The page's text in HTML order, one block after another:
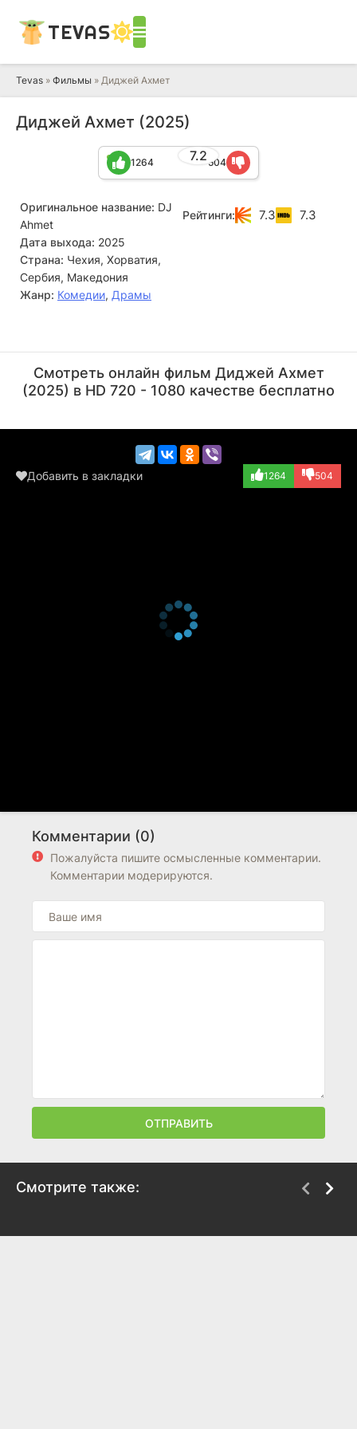
TEVAS
Tevas » Фильмы » Диджей Ахмет
Диджей Ахмет (2025)
7.2
1264 504
Оригинальное название: DJ
Ahmet
Дата выхода: 2025
Страна: Чехия, Хорватия,
Сербия, Македония
Жанр: Комедии, Драмы
Рейтинги: 7.3 7.3
(Healer)
(Muezzin)
Смотреть онлайн фильм Диджей Ахмет
(2025) в HD 720 - 1080 качестве бесплатно
Добавить в закладки 1264 504
Комментарии (0)
Пожалуйста пишите осмысленные комментарии.
Комментарии модерируются.
ОТПРАВИТЬ
Смотрите также: